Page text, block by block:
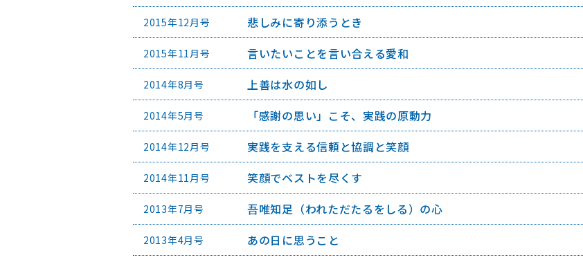
2015年12月号 悲しみに寄り添うとき
2015年11月号 言いたいことを言い合える愛和
2014年8月号 上善は水の如し
2014年5月号 「感謝の思い」こそ、実践の原動力
2014年12月号 実践を支える信頼と協調と笑顔
2014年11月号 笑顔でベストを尽くす
2013年7月号 吾唯知足（われただたるをしる）の心
2013年4月号 あの日に思うこと